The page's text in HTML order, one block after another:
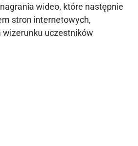
wideo, które następnie
stron internetowych,
wizerunku uczestników